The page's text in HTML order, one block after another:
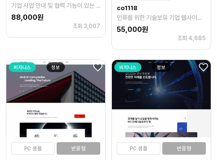
기업 사업 안내 및 협력 기능이 있는 템플릿
88,000원
조회 3,007
co1118
인류를 위한 기술보유 기업 웹사이트 템플릿
55,000원
조회 4,685
정보
비지니스
PC 샘플 반응형
정보
비지니스
PC 샘플 반응형